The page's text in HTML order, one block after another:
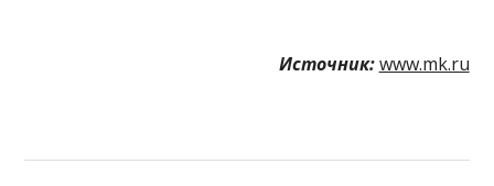
Источник: www.mk.ru